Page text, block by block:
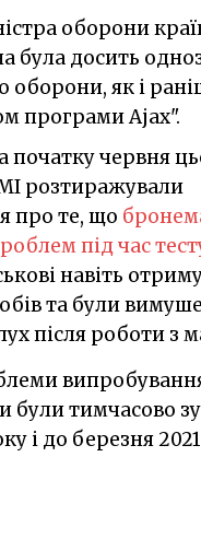
оборони
була досить
оборони, як і
програми Ajax".
початку червня
розтиражували
про те, що
під час
навіть
та були
після роботи з
тимчасово
і до березня